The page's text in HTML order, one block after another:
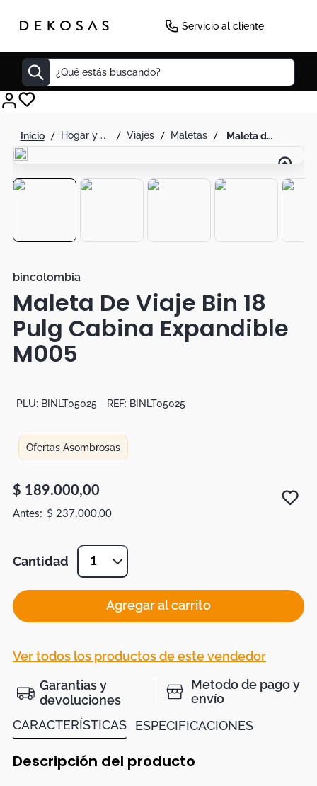
Servicio al cliente
¿Qué estás buscando?
hogar y decoración viajes maletas maleta de viaje bin 18 pulg cabina expandible m005
bincolombia
Maleta De Viaje Bin 18
Pulg Cabina Expandible
M005
PLU: BINLT05025 REF: BINLT05025
Ofertas Asombrosas
$ 189.000,00
$ 237.000,00
Cantidad 1
Agregar al carrito
Ver todos los productos de este vendedor
Garantias y
devoluciones
Metodo de pago y
envío
CARACTERÍSTICAS
ESPECIFICACIONES
Descripción del producto
Decoracion
Cuadro
Sillas
Duvet
Botas
Dko